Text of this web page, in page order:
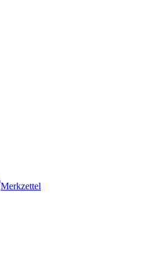
Merkzettel